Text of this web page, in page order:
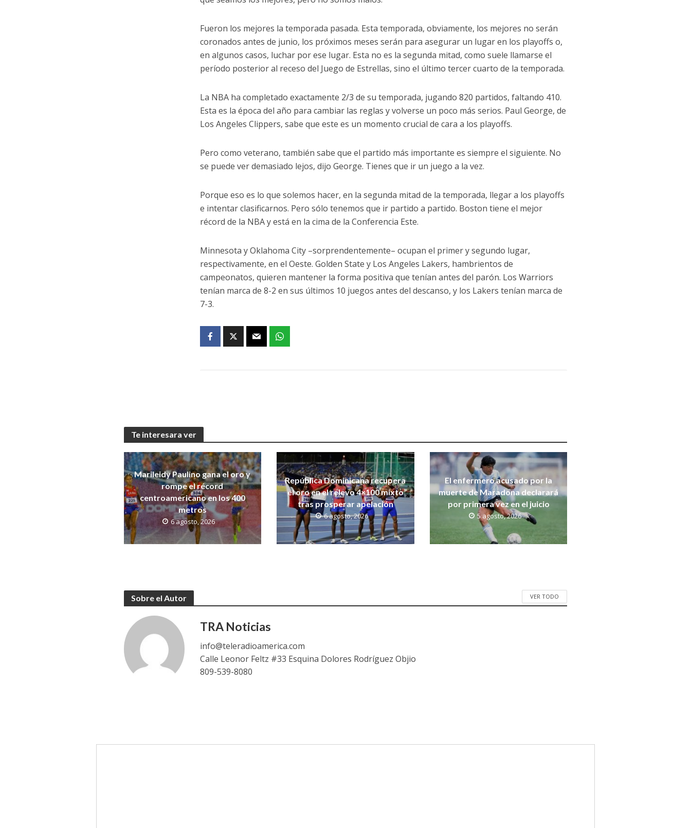
Fueron los mejores la temporada pasada. Esta temporada, obviamente, los mejores no serán
coronados antes de junio, los próximos meses serán para asegurar un lugar en los playoffs o,
en algunos casos, luchar por ese lugar. Esta no es la segunda mitad, como suele llamarse el
período posterior al receso del Juego de Estrellas, sino el último tercer cuarto de la temporada.
La NBA ha completado exactamente 2/3 de su temporada, jugando 820 partidos, faltando 410.
Esta es la época del año para cambiar las reglas y volverse un poco más serios. Paul George, de
Los Angeles Clippers, sabe que este es un momento crucial de cara a los playoffs.
Pero como veterano, también sabe que el partido más importante es siempre el siguiente. No
se puede ver demasiado lejos, dijo George. Tienes que ir un juego a la vez.
Porque eso es lo que solemos hacer, en la segunda mitad de la temporada, llegar a los playoffs
e intentar clasificarnos. Pero sólo tenemos que ir partido a partido. Boston tiene el mejor
récord de la NBA y está en la cima de la Conferencia Este.
Minnesota y Oklahoma City –sorprendentemente– ocupan el primer y segundo lugar,
respectivamente, en el Oeste. Golden State y Los Angeles Lakers, hambrientos de
campeonatos, quieren mantener la forma positiva que tenían antes del parón. Los Warriors
tenían marca de 8-2 en sus últimos 10 juegos antes del descanso, y los Lakers tenían marca de
7-3.
Te interesara ver
Marileidy Paulino gana el oro y
rompe el récord
centroamericano en los 400
metros
6 agosto, 2026
República Dominicana recupera
el oro en el relevo 4×100 mixto
tras prosperar apelación
6 agosto, 2026
El enfermero acusado por la
muerte de Maradona declarará
por primera vez en el juicio
5 agosto, 2026
Sobre el Autor VER TODO
TRA Noticias
info@teleradioamerica.com
Calle Leonor Feltz #33 Esquina Dolores Rodríguez Objio
809-539-8080